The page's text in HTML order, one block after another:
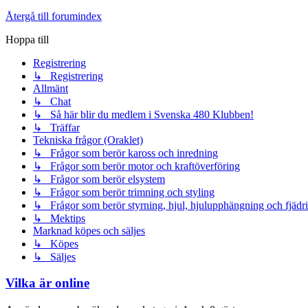
Återgå till forumindex
Hoppa till
Registrering
↳ Registrering
Allmänt
↳ Chat
↳ Så här blir du medlem i Svenska 480 Klubben!
↳ Träffar
Tekniska frågor (Oraklet)
↳ Frågor som berör kaross och inredning
↳ Frågor som berör motor och kraftöverföring
↳ Frågor som berör elsystem
↳ Frågor som berör trimning och styling
↳ Frågor som berör styrning, hjul, hjulupphängning och
↳ Mektips
Marknad köpes och säljes
↳ Köpes
↳ Säljes
Vilka är online